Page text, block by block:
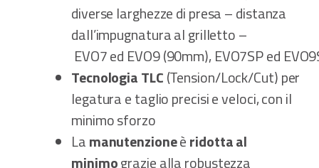
diverse larghezze di presa – distanza
dall’impugnatura al grilletto –
EVO7 ed EVO9 (90mm), EVO7SP ed
Tecnologia TLC(Tension/Lock/Cut) per
legatura e taglio precisi e veloci, con il
minimo sforzo
Lamanutenzioneèridotta al
minimograzie alla robustezza